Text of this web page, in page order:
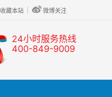
收藏本站 微博关注
24小时服务热线
400-849-9009